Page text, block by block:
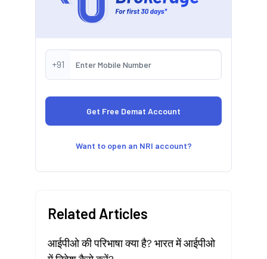
+91
Want to open an NRI account?
Related Articles
आईपीओ की परिभाषा क्या है? भारत में आईपीओ